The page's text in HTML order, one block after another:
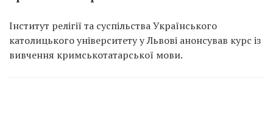
Інститут релігії та суспільства Українського
католицького університету у Львові анонсував курс із
вивчення кримськотатарської мови.